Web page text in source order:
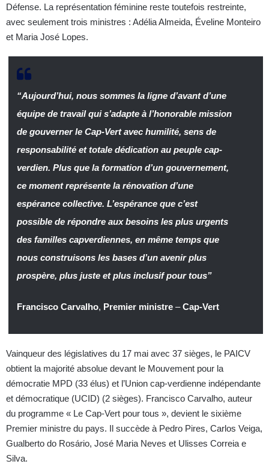
Défense. La représentation féminine reste toutefois restreinte,
avec seulement trois ministres : Adélia Almeida, Éveline Monteiro
et Maria José Lopes.
“Aujourd’hui, nous sommes la ligne d’avant d’une
équipe de travail qui s’adapte à l’honorable mission
de gouverner le Cap-Vert avec humilité, sens de
responsabilité et totale dédication au peuple cap-
verdien. Plus que la formation d’un gouvernement,
ce moment représente la rénovation d’une
espérance collective. L’espérance que c’est
possible de répondre aux besoins les plus urgents
des familles capverdiennes, en même temps que
nous construisons les bases d’un avenir plus
prospère, plus juste et plus inclusif pour tous”
Francisco Carvalho, Premier ministre–Cap-Vert
Vainqueur des législatives du 17 mai avec 37 sièges, le PAICV
obtient la majorité absolue devant le Mouvement pour la
démocratie MPD (33 élus) et l’Union cap-verdienne indépendante
et démocratique (UCID) (2 sièges). Francisco Carvalho, auteur
du programme « Le Cap-Vert pour tous », devient le sixième
Premier ministre du pays. Il succède à Pedro Pires, Carlos Veiga,
Gualberto do Rosário, José Maria Neves et Ulisses Correia e
Silva.